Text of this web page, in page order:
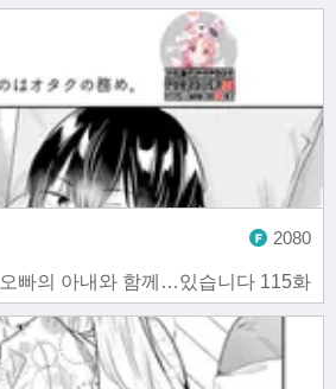
오빠의 아내와 함께…있습니다 115화
2080